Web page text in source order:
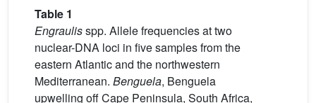
Table 1
Engraulisspp. Allele frequencies at two
nuclear-DNA loci in five samples from the
eastern Atlantic and the northwestern
Mediterranean. Benguela, Benguela
upwelling off Cape Peninsula, South Africa,